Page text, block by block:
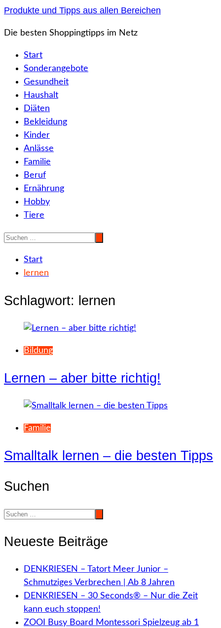
Zum
springen
Produkte und Tipps aus allen Bereichen
Die besten Shoppingtipps im Netz
Start
Sonderangebote
Gesundheit
Haushalt
Diäten
Bekleidung
Kinder
Anlässe
Familie
Beruf
Ernährung
Hobby
Tiere
Start
lernen
Schlagwort: lernen
Bildung
Lernen – aber bitte richtig!
Familie
Smalltalk lernen – die besten Tipps
Suchen
Neueste Beiträge
DENKRIESEN – Tatort Meer Junior –
Schmutziges Verbrechen | Ab 8 Jahren
DENKRIESEN – 30 Seconds® – Nur die Zeit
kann euch stoppen!
ZOOI Busy Board Montessori Spielzeug ab 1